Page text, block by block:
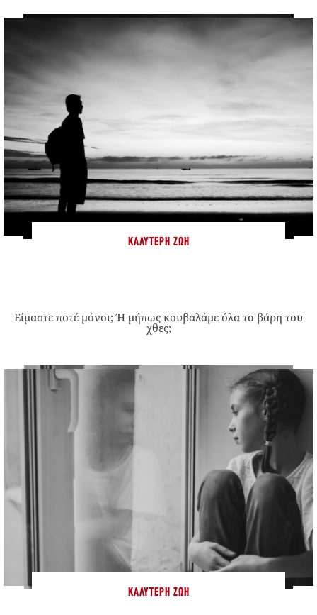
ΚΑΛΎΤΕΡΗ ΖΩΉ
Είμαστε ποτέ μόνοι; Ή μήπως κουβαλάμε όλα τα βάρη του
χθες;
ΚΑΛΎΤΕΡΗ ΖΩΉ